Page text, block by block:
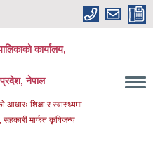
कार्यालय,
नेपाल
आधारः शिक्षा र स्वास्थ्यमा
सहकारी मार्फत कृषिजन्य